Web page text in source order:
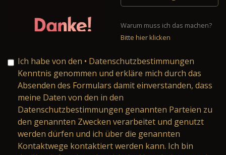
Warum muss ich das machen?
Bitte hier klicken
Ich habe von den • Datenschutzbestimmungen
Kenntnis genommen und erkläre mich durch das
Absenden des Formulars damit einverstanden, dass
meine Daten von den in den
Datenschutzbestimmungen genannten Parteien zu
den genannten Zwecken verarbeitet und genutzt
werden dürfen und ich über die genannten
Kontaktwege kontaktiert werden kann. Ich bin